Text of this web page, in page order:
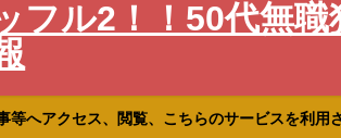
フル2！！50代無
等へアクセス、閲覧、こちらのサービスを利